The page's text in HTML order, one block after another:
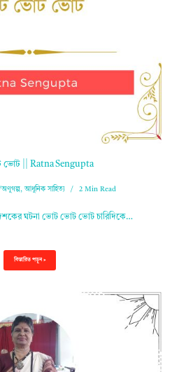
|| Ratna Sengupta
অণুগল্প,আধুনিক সাহিত্য 2 Min Read
ঘটনা ভোট ভোট ভোট চারিদিকে…
বিস্তারিত পড়ুন »